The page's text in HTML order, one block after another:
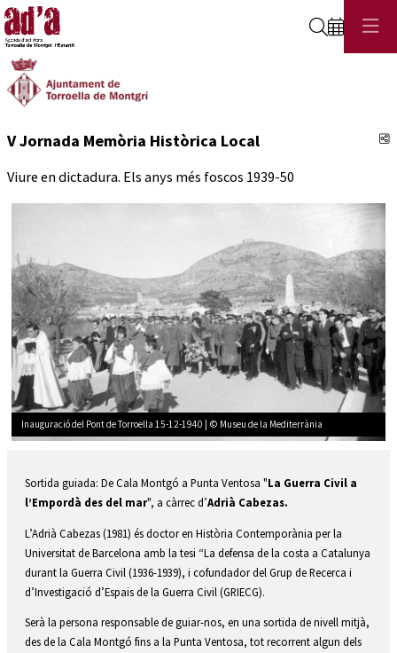
Cerca
V Jornada Memòria Històrica Local
Viure en dictadura. Els anys més foscos 1939-50
Inauguració del Pont de Torroella 15-12-1940 | © Museu de la Mediterrània
Sortida guiada: De Cala Montgó a Punta Ventosa "La Guerra Civil a
l’Empordà des del mar", a càrrec d’Adrià Cabezas.
L’Adrià Cabezas (1981) és doctor en Història Contemporània per la
Universitat de Barcelona amb la tesi “La defensa de la costa a Catalunya
durant la Guerra Civil (1936-1939), i cofundador del Grup de Recerca i
d’Investigació d’Espais de la Guerra Civil (GRIECG).
Serà la persona responsable de guiar-nos, en una sortida de nivell mitjà,
des de la Cala Montgó fins a la Punta Ventosa, tot recorrent algun dels